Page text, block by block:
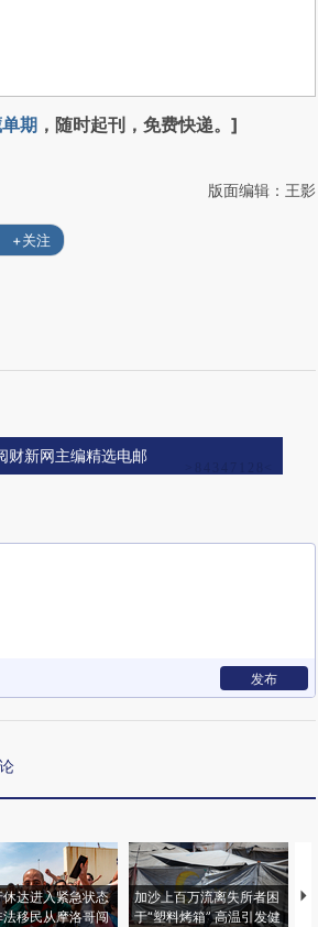
期 ，随时起刊，免费快递。]
版面编辑：王影
+关注
财新网主编精选电邮
发布
休达进入紧急状态
法移民从摩洛哥闯
加沙上百万流离失所者困
于“塑料烤箱” 高温引发健